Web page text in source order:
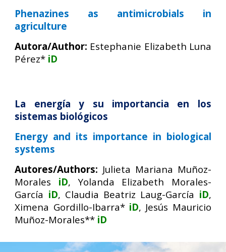
Phenazines as antimicrobials in
agriculture
Autora/Author: Estephanie Elizabeth Luna
Pérez* iD
La energía y su importancia en los
sistemas biológicos
Energy and its importance in biological
systems
Autores/Authors: Julieta Mariana Muñoz-
Morales
iD, Yolanda Elizabeth Morales-
García iD, Claudia Beatriz Laug-García iD,
Ximena Gordillo-Ibarra* iD, Jesús Mauricio
Muñoz-Morales** iD